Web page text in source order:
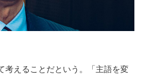
考えることだという。「主語を変